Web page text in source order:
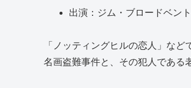
出演：ジム・ブロードベン
「ノッティングヒルの恋人」な
名画盗難事件と、その犯人である